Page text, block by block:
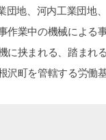
地、河内工業団地
業中の機械による
挟まれる、踏まれ
町を管轄する労働